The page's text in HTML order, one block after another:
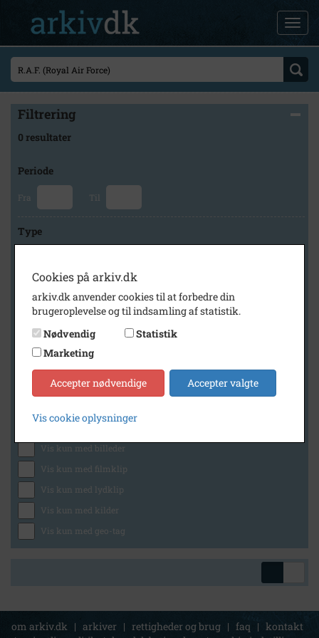
Filtrering
0 resultater
Periode
Fra Til
Type
Arkiv
Byhistorisk Samling og Arkiv i Høje-Taastrup Kommune
Generelt
Vis kun med billeder
Vis kun med filmklip
Vis kun med lydklip
Vis kun med kilder
Vis kun med geo-tag
om arkiv.dk | arkiver | rettigheder og brug | faq | kontakt
Cookies på arkiv.dk
arkiv.dk anvender cookies til at forbedre din
brugeroplevelse og til indsamling af statistik.
Nødvendig
Statistik
Marketing
Accepter nødvendige Accepter valgte
Vis cookie oplysninger